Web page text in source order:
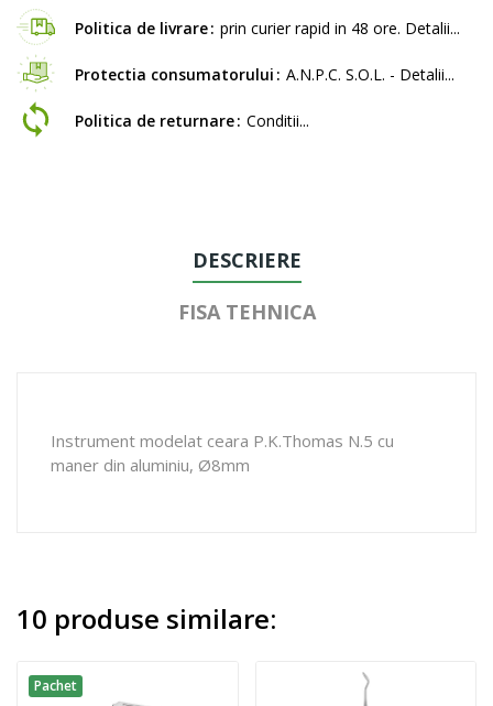
Politica de livrare prin curier rapid in 48 ore. Detalii...
Protectia consumatorului A.N.P.C. S.O.L. - Detalii...
Politica de returnare Conditii...
DESCRIERE
FISA TEHNICA
Instrument modelat ceara P.K.Thomas N.5 cu
maner din aluminiu, Ø8mm
10 produse similare:
Pachet